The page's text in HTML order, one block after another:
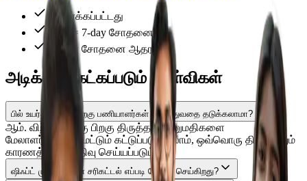
சரிபார்க்கப்பட்டது
இலவச 7-day சோதனை
இலவச சோதனை ஆதரவு
அடிக்கடி கேட்கப்படும் கேள்விகள்
பில் உயர்த்தப்பட்ட பிறகு பணியாளர்கள் திருத்துவதை தடுக்கலாமா?
ஆம். விற்பனைக்கு பிறகு திருத்தல் அனுமதிகளை
மேலாளர்களுக்கு மட்டும் கட்டுப்படுத்தலாம், ஒவ்வொரு திருத்தலும்
காரணத்துடன் பதிவு செய்யப்படும்.
ஷிஃப்ட் முடிவில் பண சரிகட்டல் எப்படி வேலை செய்கிறது?